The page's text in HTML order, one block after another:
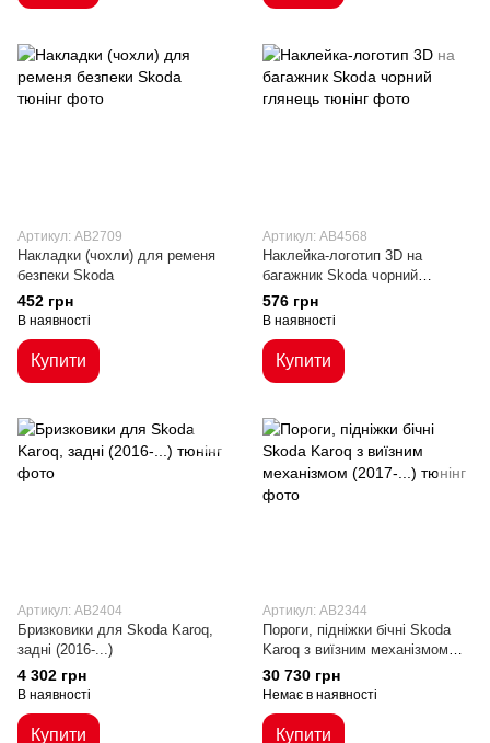
Артикул: AB2709
Накладки (чохли) для ременя
безпеки Skoda
452 грн
В наявності
Купити
Артикул: AB4568
Наклейка-логотип 3D на
багажник Skoda чорний
глянець
576 грн
В наявності
Купити
Артикул: AB2404
Бризковики для Skoda Karoq,
задні (2016-...)
4 302 грн
В наявності
Купити
Артикул: AB2344
Пороги, підніжки бічні Skoda
Karoq з виїзним механізмом
(2017-...)
30 730 грн
Немає в наявності
Купити